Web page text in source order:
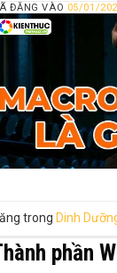
ĐĂNG VÀO 05/01/
trong Dinh
phần